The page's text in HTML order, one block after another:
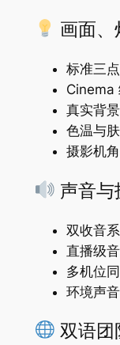
画面
标准三
Cinema
真实背
色温与
摄影机
声音
双收音
直播级
多机位
环境声
双语团